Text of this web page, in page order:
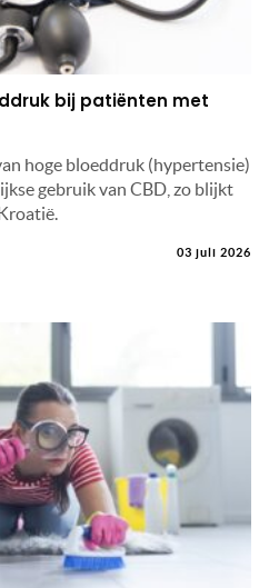
bij patiënten met
hoge bloeddruk (hypertensie)
gebruik van CBD, zo blijkt
03 juli 2026